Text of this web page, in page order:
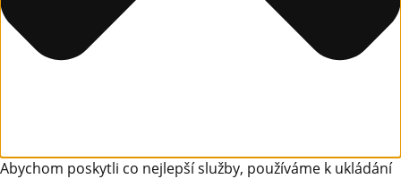
Abychom poskytli co nejlepší služby, používáme k ukládání